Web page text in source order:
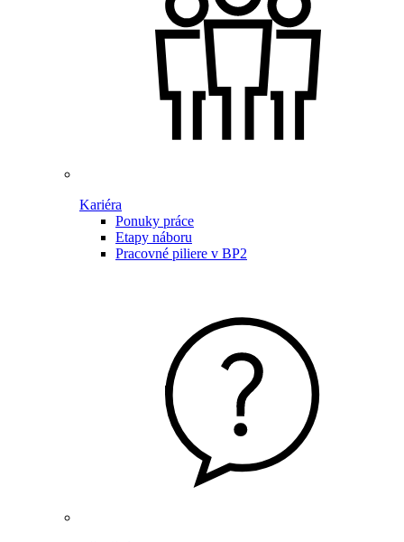
Kariéra
Ponuky práce
Etapy náboru
Pracovné piliere v BP2